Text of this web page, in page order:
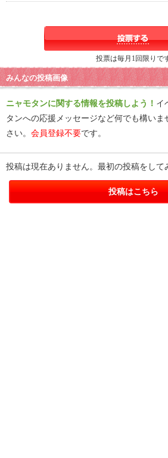
投票は毎月1回限りで
みんなの投稿画像
ニャモタンに関する情報を投稿しよう！ イ
タンへの応援メッセージなど何でも構い
さい。 会員登録不要です。
投稿は現在ありません。最初の投稿をして
投稿はこちら